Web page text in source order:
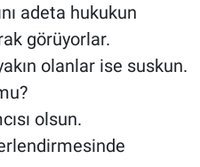
adeta hukukun
görüyorlar.
olanlar ise suskun.
olsun.